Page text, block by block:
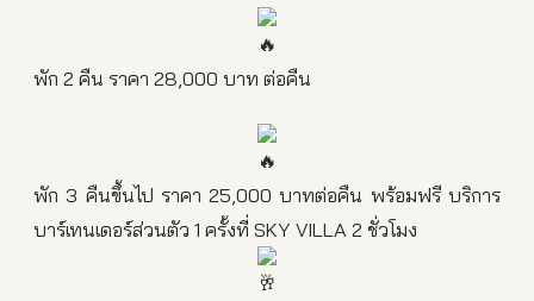
พัก 2 คืน ราคา 28,000 บาท ต่อคืน
พัก 3 คืนขึ้นไป ราคา 25,000 บาทต่อคืน พร้อมฟรี บริการ
บาร์เทนเดอร์ส่วนตัว 1 ครั้งที่ SKY VILLA 2 ชั่วโมง